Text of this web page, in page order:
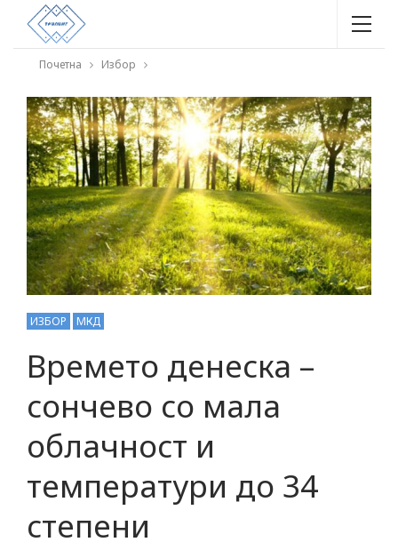
Почетна Избор
ИЗБОР МКД
Времето денеска –
сончево со мала
облачност и
температури до 34
степени